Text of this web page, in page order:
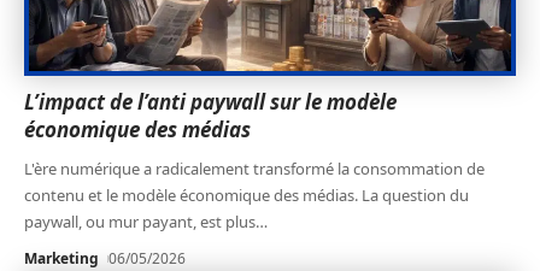
L’impact de l’anti paywall sur le modèle
économique des médias
L'ère numérique a radicalement transformé la consommation de
contenu et le modèle économique des médias. La question du
paywall, ou mur payant, est plus…
Marketing 06/05/2026